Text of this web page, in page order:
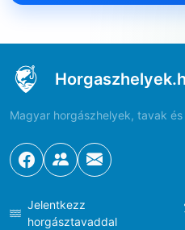
Magyar horgászhelyek, tavak
Jelentkezz
horgásztavaddal